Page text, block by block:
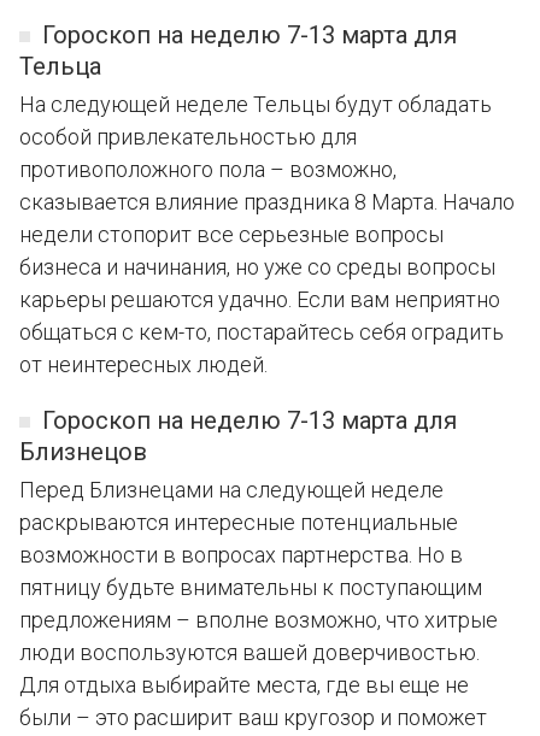
Гороскоп на неделю 7-13 марта для
Тельца
На следующей неделе Тельцы будут обладать
особой привлекательностью для
противоположного пола – возможно,
сказывается влияние праздника 8 Марта. Начало
недели стопорит все серьезные вопросы
бизнеса и начинания, но уже со среды вопросы
карьеры решаются удачно. Если вам неприятно
общаться с кем-то, постарайтесь себя оградить
от неинтересных людей.
Гороскоп на неделю 7-13 марта для
Близнецов
Перед Близнецами на следующей неделе
раскрываются интересные потенциальные
возможности в вопросах партнерства. Но в
пятницу будьте внимательны к поступающим
предложениям – вполне возможно, что хитрые
люди воспользуются вашей доверчивостью.
Для отдыха выбирайте места, где вы еще не
были – это расширит ваш кругозор и поможет